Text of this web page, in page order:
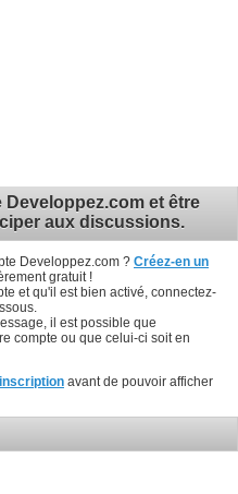
et être
aux discussions.
Developpez.com ? Créez-en un
gratuit !
et qu'il est bien activé, connectez-
il est possible que
compte ou que celui-ci soit en
inscription avant de pouvoir afficher